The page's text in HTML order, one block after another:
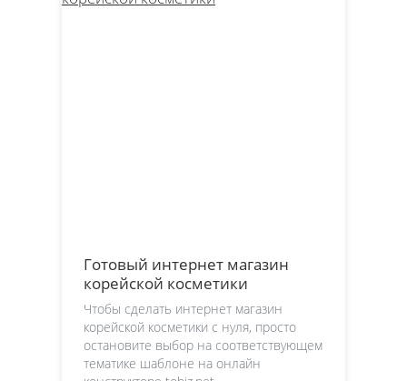
Готовый интернет магазин
корейской косметики
Чтобы сделать интернет магазин
корейской косметики с нуля, просто
остановите выбор на соответствующем
тематике шаблоне на онлайн